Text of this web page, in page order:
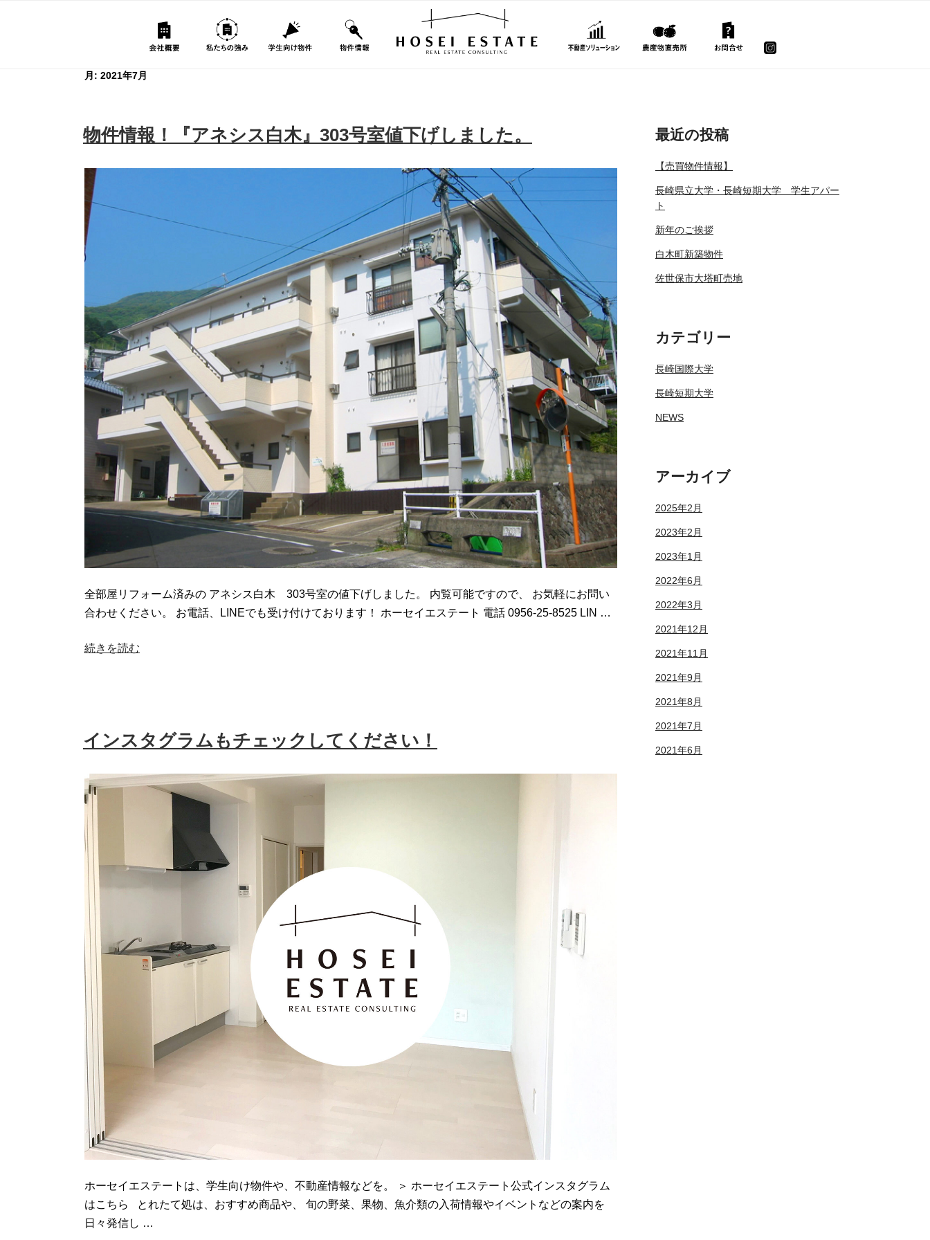
月: 2021年7月
物件情報！『アネシス白木』303号室値下げしました。
全部屋リフォーム済みの アネシス白木 303号室の値下げしました。 内覧可能ですので、 お気軽にお問い
合わせください。 お電話、LINEでも受け付けております！ ホーセイエステート 電話 0956-25-8525 LIN …
“物
ネ
ス
白
木』
303
号
室
下
げ
し
ま
し
た。”
の
続きを読む
インスタグラムもチェックしてください！
ホーセイエステートは、学生向け物件や、不動産情報などを。 ＞ ホーセイエステート公式インスタグラム
はこちら とれたて処は、おすすめ商品や、 旬の野菜、果物、魚介類の入荷情報やイベントなどの案内を
日々発信し …
最近の投稿
【売買物件情報】
長崎県立大学・長崎短期大学 学生アパー
ト
新年のご挨拶
白木町新築物件
佐世保市大塔町売地
カテゴリー
長崎国際大学
長崎短期大学
NEWS
アーカイブ
2025年2月
2023年2月
2023年1月
2022年6月
2022年3月
2021年12月
2021年11月
2021年9月
2021年8月
2021年7月
2021年6月